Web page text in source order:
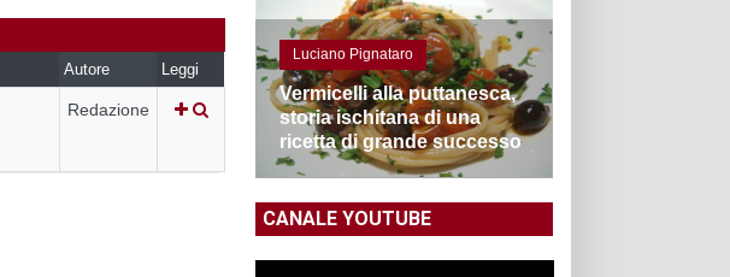
Autore Leggi
Redazione
Luciano Pignataro
Vermicelli alla puttanesca,
storia ischitana di una
ricetta di grande successo
CANALE YOUTUBE